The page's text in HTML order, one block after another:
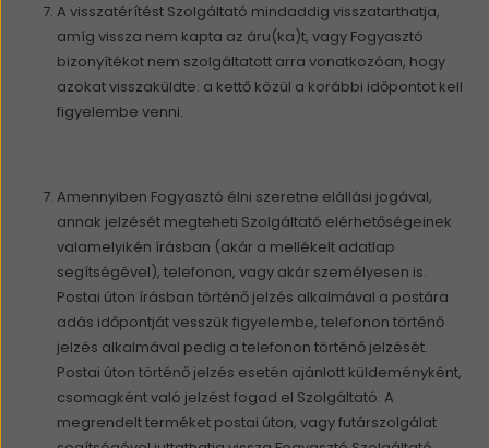
A visszatérítést Szolgáltató mindaddig visszatarthatja,
amíg vissza nem kapta az áru(ka)t, vagy Fogyasztó
bizonyítékot nem szolgáltatott arra vonatkozóan, hogy
azokat visszaküldte: a kettő közül a korábbi időpontot kell
figyelembe venni.
Amennyiben Fogyasztó élni szeretne elállási jogával,
annak jelzését megteheti Szolgáltató elérhetőségeinek
valamelyikén írásban (akár a mellékelt adatlap
segítségével), telefonon, vagy akár személyesen is.
Postai úton írásban történő jelzés alkalmával a postára
adás időpontját vesszük figyelembe, telefonon történő
jelzés alkalmával pedig a telefonon történő jelzését.
Postai úton történő jelzés esetén ajánlott küldeményként,
csomagként való jelzést fogad el Szolgáltató. A
megrendelt terméket postai úton, vagy futárszolgálat